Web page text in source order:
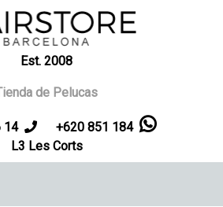
Est. 2008
de Pelucas
14
+620 851 184
L3 Les Corts